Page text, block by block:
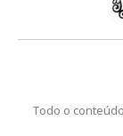
Todo o